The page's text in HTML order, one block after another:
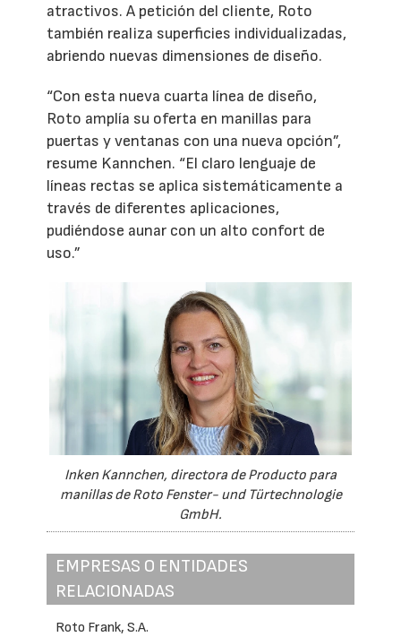
atractivos. A petición del cliente, Roto
también realiza superficies individualizadas,
abriendo nuevas dimensiones de diseño.
“Con esta nueva cuarta línea de diseño,
Roto amplía su oferta en manillas para
puertas y ventanas con una nueva opción”,
resume Kannchen. “El claro lenguaje de
líneas rectas se aplica sistemáticamente a
través de diferentes aplicaciones,
pudiéndose aunar con un alto confort de
uso.”
Inken Kannchen, directora de Producto para
manillas de Roto Fenster- und Türtechnologie
GmbH.
EMPRESAS O ENTIDADES
RELACIONADAS
Roto Frank, S.A.